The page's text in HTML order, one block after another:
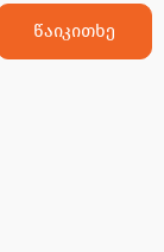
წაიკითხე